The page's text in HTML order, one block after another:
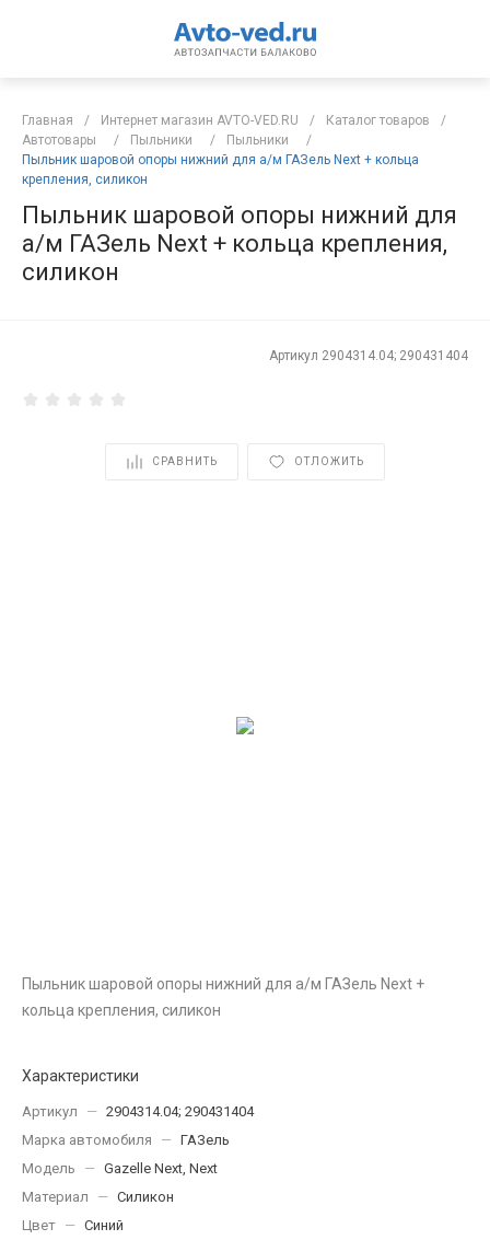
Главная / Интернет магазин AVTO-VED.RU / Каталог товаров
/
Автотовары
/ Пыльники / Пыльники
/
Пыльник шаровой опоры нижний для а/м ГАЗель Next + кольца
крепления, силикон
Пыльник шаровой опоры нижний для
а/м ГАЗель Next + кольца крепления,
силикон
Артикул 2904314.04; 290431404
СРАВНИТЬ ОТЛОЖИТЬ
Пыльник шаровой опоры нижний для а/м ГАЗель Next +
кольца крепления, силикон
Характеристики
Артикул — 2904314.04; 290431404
Марка автомобиля
— ГАЗель
Модель
— Gazelle Next, Next
Материал
— Силикон
Цвет — Синий